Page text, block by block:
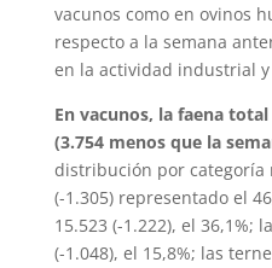
vacunos como en ovinos
respecto a la semana
en la actividad industrial
En vacunos, la faena
(3.754 menos que la
distribución por categoría
(-1.305) representado el
15.523 (-1.222), el 36,1%;
(-1.048), el 15,8%; las